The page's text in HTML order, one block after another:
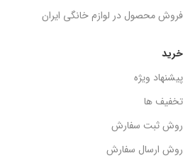
خرید
پیشنهاد ویژه
تخفیف ها
روش ثبت سفارش
روش ارسال سفارش
فروش محصول در لوازم خانگی ایران